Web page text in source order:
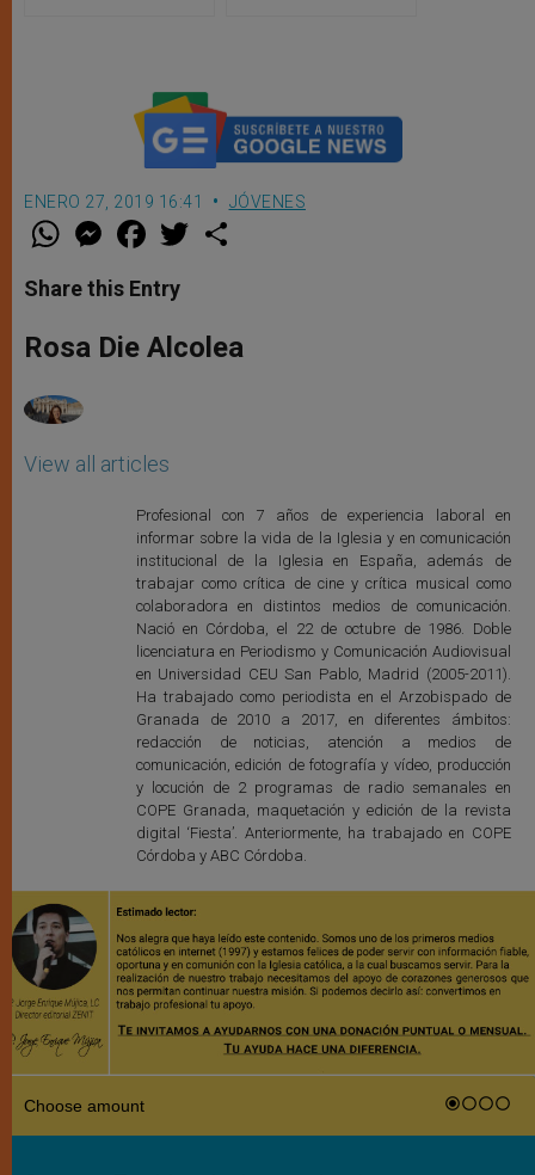
ENERO 27, 2019 16:41 JÓVENES
W
t
s
p
p
M
e
s
e
g
e
F
a
e
b
o
k
w
r
Share this Entry
Rosa Die Alcolea
View all articles
Profesional con 7 años de experiencia laboral en
informar sobre la vida de la Iglesia y en comunicación
institucional de la Iglesia en España, además de
trabajar como crítica de cine y crítica musical como
colaboradora en distintos medios de comunicación.
Nació en Córdoba, el 22 de octubre de 1986. Doble
licenciatura en Periodismo y Comunicación Audiovisual
en Universidad CEU San Pablo, Madrid (2005-2011).
Ha trabajado como periodista en el Arzobispado de
Granada de 2010 a 2017, en diferentes ámbitos:
redacción de noticias, atención a medios de
comunicación, edición de fotografía y vídeo, producción
y locución de 2 programas de radio semanales en
COPE Granada, maquetación y edición de la revista
digital ‘Fiesta’. Anteriormente, ha trabajado en COPE
Córdoba y ABC Córdoba.